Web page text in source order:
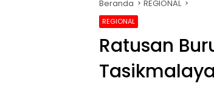
Beranda REGIONAL
REGIONAL
Ratusan
Tasikmalaya